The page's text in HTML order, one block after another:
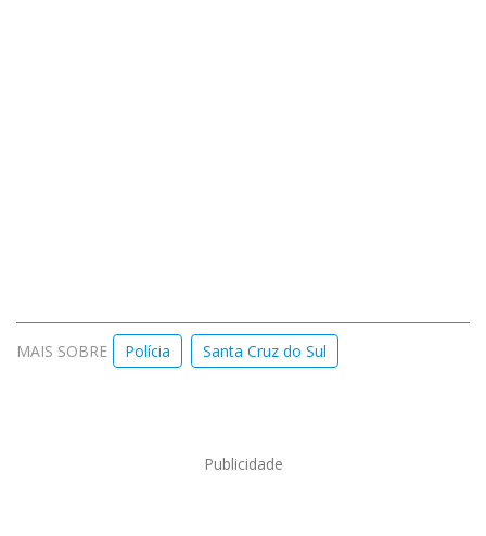
MAIS SOBRE Polícia Santa Cruz do Sul
Publicidade